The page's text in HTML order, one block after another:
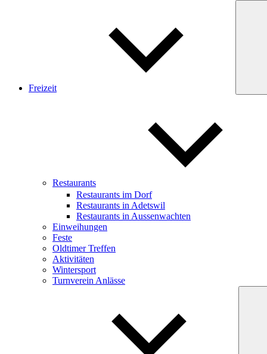
Freizeit
Restaurants
Restaurants im Dorf
Restaurants in Adetswil
Restaurants in Aussenwachten
Einweihungen
Feste
Oldtimer Treffen
Aktivitäten
Wintersport
Turnverein Anlässe